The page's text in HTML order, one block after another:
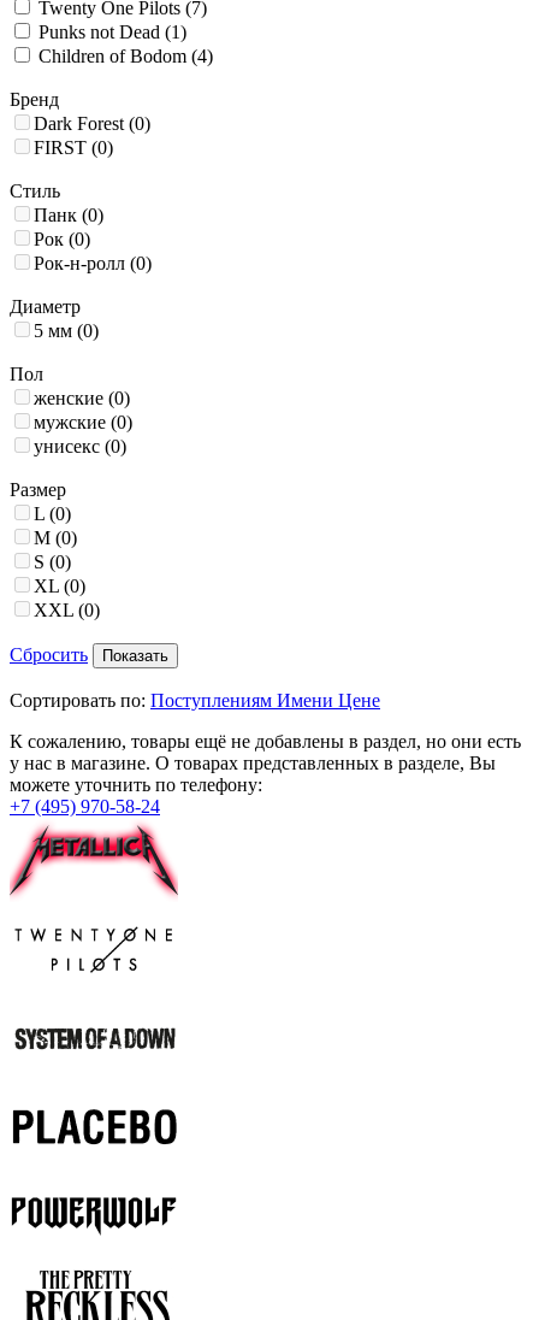
Twenty One Pilots (7)
Punks not Dead (1)
Children of Bodom (4)
Бренд
Dark Forest (0)
FIRST (0)
Стиль
Панк (0)
Рок (0)
Рок-н-ролл (0)
Диаметр
5 мм (0)
Пол
женские (0)
мужские (0)
унисекс (0)
Размер
L (0)
M (0)
S (0)
XL (0)
XXL (0)
Сбросить
Сортировать по: Поступлениям Имени Цене
К сожалению, товары ещё не добавлены в раздел, но они есть
у нас в магазине. О товарах представленных в разделе, Вы
можете уточнить по телефону:
+7 (495) 970-58-24